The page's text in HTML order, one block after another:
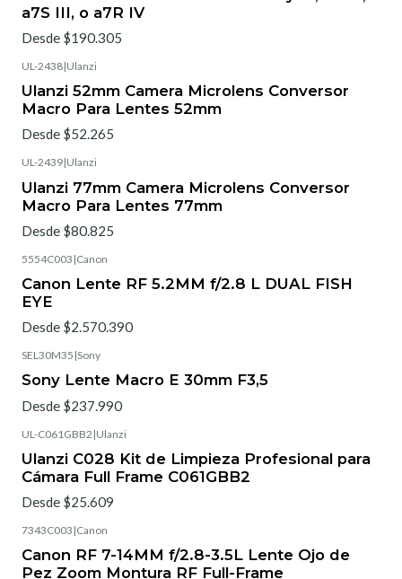
a7S III, o a7R IV
Desde $190.305
UL-2438|Ulanzi
Ulanzi 52mm Camera Microlens Conversor
Macro Para Lentes 52mm
Desde $52.265
UL-2439|Ulanzi
Ulanzi 77mm Camera Microlens Conversor
Macro Para Lentes 77mm
Desde $80.825
5554C003 |Canon
Canon Lente RF 5.2MM f/2.8 L DUAL FISH
EYE
Desde $2.570.390
SEL30M35 |Sony
Sony Lente Macro E 30mm F3,5
Desde $237.990
UL-C061GBB2 |Ulanzi
Ulanzi C028 Kit de Limpieza Profesional para
Cámara Full Frame C061GBB2
Desde $25.609
7343C003 |Canon
Canon RF 7-14MM f/2.8-3.5L Lente Ojo de
Pez Zoom Montura RF Full-Frame